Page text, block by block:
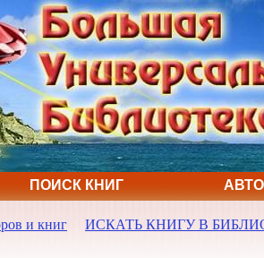
ПОИСК КНИГ
и книг ИСКАТЬ КНИГУ В